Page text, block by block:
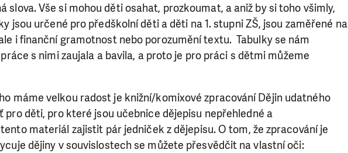
slova. Vše si mohou děti osahat, prozkoumat, a aniž by si toho všimly,
jsou určené pro předškolní děti a děti na 1. stupni ZŠ, jsou zaměřené na
i finanční gramotnost nebo porozumění textu. Tabulky se nám
s nimi zaujala a bavila, a proto je pro práci s dětmi můžeme
máme velkou radost je knižní/komixové zpracování Dějin udatného
pro děti, pro které jsou učebnice dějepisu nepřehledné a
materiál zajistit pár jedniček z dějepisu. O tom, že zpracování je
dějiny v souvislostech se můžete přesvědčit na vlastní oči:
CO DĚLÁME? PODPOŘTE NÁS!
smysluplně, neobejdeme se bez Vaší podpory. Ať už se nám
umožní pomoci vždy tam, kde je to nejvíce potřeba.
DAROVAT DAROVAT PRAVIDELNĚ